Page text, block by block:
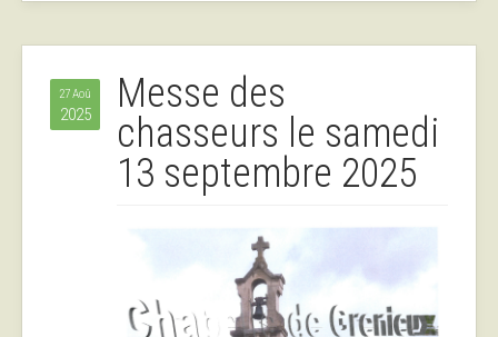
27 Aoû
2025
Messe des
chasseurs le samedi
13 septembre 2025